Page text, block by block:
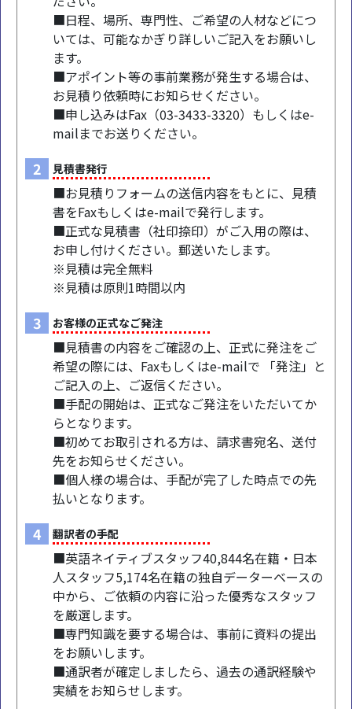
■日程、場所、専門性、ご希望の人材などにつ
いては、可能なかぎり詳しいご記入をお願いし
ます。
■アポイント等の事前業務が発生する場合は、
お見積り依頼時にお知らせください。
■申し込みはFax（03-3433-3320）もしくはe-
mailまでお送りください。
2 見積書発行
■お見積りフォームの送信内容をもとに、見積
書をFaxもしくはe-mailで発行します。
■正式な見積書（社印捺印）がご入用の際は、
お申し付けください。郵送いたします。
※見積は完全無料
※見積は原則1時間以内
3 お客様の正式なご発注
■見積書の内容をご確認の上、正式に発注をご
希望の際には、Faxもしくはe-mailで 「発注」と
ご記入の上、ご返信ください。
■手配の開始は、正式なご発注をいただいてか
らとなります。
■初めてお取引される方は、請求書宛名、送付
先をお知らせください。
■個人様の場合は、手配が完了した時点での先
払いとなります。
4 翻訳者の手配
■英語ネイティブスタッフ40,844名在籍・日本
人スタッフ5,174名在籍の独自データーベースの
中から、ご依頼の内容に沿った優秀なスタッフ
を厳選します。
■専門知識を要する場合は、事前に資料の提出
をお願いします。
■通訳者が確定しましたら、過去の通訳経験や
実績をお知らせします。